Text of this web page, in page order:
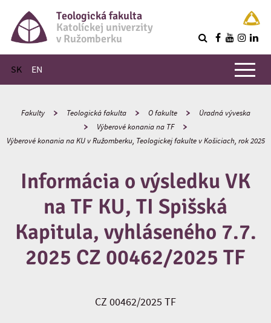
Teologická fakulta
Katolíckej univerzity
v Ružomberku
SK EN
Hlavné menu
Fakulty Teologická fakulta O fakulte
Úradná výveska
Výberové konania na TF
Výberové konania na KU v Ružomberku, Teologickej fakulte v Košiciach, rok 2025
Informácia o výsledku VK
na TF KU, TI Spišská
Kapitula, vyhláseného 7.7.
2025 CZ 00462/2025 TF
CZ 00462/2025 TF